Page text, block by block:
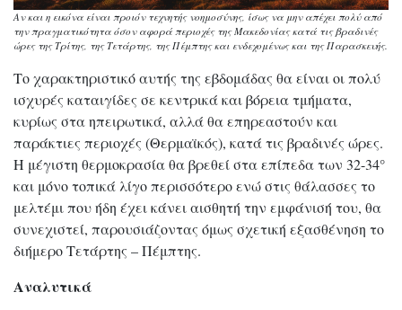
Αν και η εικόνα είναι προιόν τεχνητής νοημοσύνης, ίσως να μην απέχει πολύ από
την πραγματικότητα όσον αφορά περιοχές της Μακεδονίας κατά τις βραδινές
ώρες της Τρίτης, της Τετάρτης, της Πέμπτης και ενδεχομένως και της Παρασκευής.
Το χαρακτηριστικό αυτής της εβδομάδας θα είναι οι πολύ
ισχυρές καταιγίδες σε κεντρικά και βόρεια τμήματα,
κυρίως στα ηπειρωτικά, αλλά θα επηρεαστούν και
παράκτιες περιοχές (Θερμαϊκός), κατά τις βραδινές ώρες.
Η μέγιστη θερμοκρασία θα βρεθεί στα επίπεδα των 32-34°
και μόνο τοπικά λίγο περισσότερο ενώ στις θάλασσες το
μελτέμι που ήδη έχει κάνει αισθητή την εμφάνισή του, θα
συνεχιστεί, παρουσιάζοντας όμως σχετική εξασθένηση το
διήμερο Τετάρτης – Πέμπτης.
Αναλυτικά